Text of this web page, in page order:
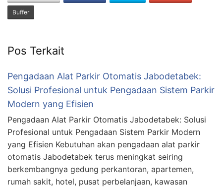
Buffer
Pos Terkait
Pengadaan Alat Parkir Otomatis Jabodetabek:
Solusi Profesional untuk Pengadaan Sistem Parkir
Modern yang Efisien
Pengadaan Alat Parkir Otomatis Jabodetabek: Solusi
Profesional untuk Pengadaan Sistem Parkir Modern
yang Efisien Kebutuhan akan pengadaan alat parkir
otomatis Jabodetabek terus meningkat seiring
berkembangnya gedung perkantoran, apartemen,
rumah sakit, hotel, pusat perbelanjaan, kawasan